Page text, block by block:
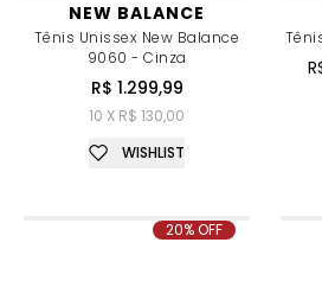
NEW BALANCE
Tênis Unissex New Balance
9060 - Cinza
R$ 1.299,99
10 X R$ 130,00
WISHLIST
20% OFF